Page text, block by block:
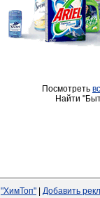
Посмотреть
Найти
"ХимТоп" Добавить